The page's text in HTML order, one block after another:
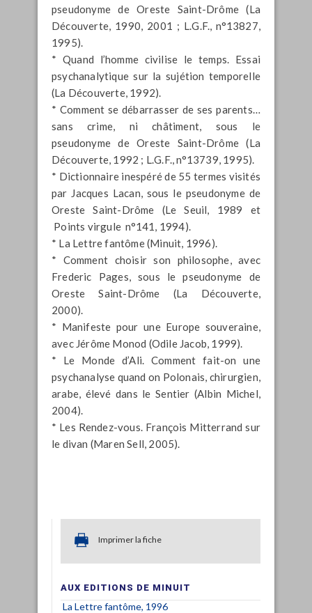
pseudonyme de Oreste Saint-Drôme (La
Découverte, 1990, 2001 ; L.G.F., n°13827,
1995).
* Quand l’homme civilise le temps. Essai
psychanalytique sur la sujétion temporelle
(La Découverte, 1992).
* Comment se débarrasser de ses parents…
sans crime, ni châtiment, sous le
pseudonyme de Oreste Saint-Drôme (La
Découverte, 1992 ; L.G.F., n°13739, 1995).
* Dictionnaire inespéré de 55 termes visités
par Jacques Lacan, sous le pseudonyme de
Oreste Saint-Drôme (Le Seuil, 1989 et
Points virgule n°141, 1994).
* La Lettre fantôme (Minuit, 1996).
* Comment choisir son philosophe, avec
Frederic Pages, sous le pseudonyme de
Oreste Saint-Drôme (La Découverte,
2000).
* Manifeste pour une Europe souveraine,
avec Jérôme Monod (Odile Jacob, 1999).
* Le Monde d’Ali. Comment fait-on une
psychanalyse quand on Polonais, chirurgien,
arabe, élevé dans le Sentier (Albin Michel,
2004).
* Les Rendez-vous. François Mitterrand sur
le divan (Maren Sell, 2005).
Imprimer la fiche
AUX EDITIONS DE MINUIT
La Lettre fantôme, 1996